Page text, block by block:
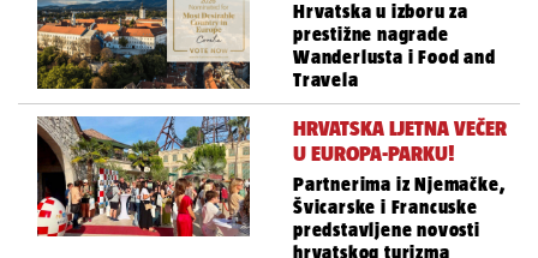
Hrvatska u izboru za
prestižne nagrade
Wanderlusta i Food and
Travela
HRVATSKA LJETNA VEČER
U EUROPA-PARKU!
Partnerima iz Njemačke,
Švicarske i Francuske
predstavljene novosti
hrvatskog turizma